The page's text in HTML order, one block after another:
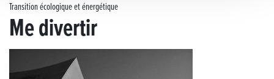
Festival des solutions écologiques 2026
Meilleurs voeux 2026
« France, une histoire d’amour », l’avant-première au Cinéma 4C !
Transition écologique et énergétique
Me divertir